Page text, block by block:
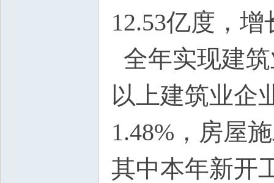
12.53亿度，增
全年实现建
以上建筑业企
1.48%，房屋
其中本年新开